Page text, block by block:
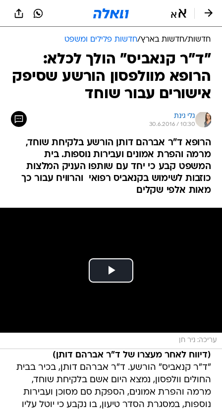
חדשות/חדשות בארץ/חדשות פלילים ומשפט
"ד"ר קנאביס" הולך לכלא:
הרופא מוולפסון הורשע שסיפק
אישורים עבור שוחד
גלי גינת
30.6.2016 / 10:30
הרופא ד"ר אברהם דותן הורשע בלקיחת שוחד,
מרמה והפרת אמונים ועבירות נוספות. בית
המשפט קבע כי יחד עם שותפו העניק המלצות
כוזבות לשימוש בקנאביס רפואי  והרוויח עבור כך
מאות אלפי שקלים
עריכה: ניר חן
(דיווח לאחר מעצרו של ד"ר אברהם דותן)
"ד"ר קנאביס" הורשע. ד"ר אברהם דותן, בכיר בבית
החולים וולפסון, נמצא היום אשם בלקיחת שוחד,
מרמה והפרת אמונים, הספקת סם מסוכן ועבירות
נוספות, במסגרת הסדר טיעון, בו נקבע כי יוטל עליו